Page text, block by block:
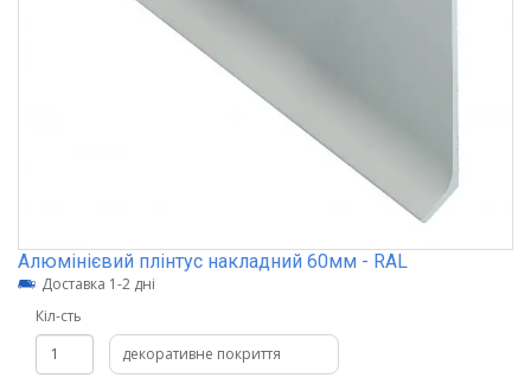
Алюмінієвий плінтус накладний 60мм - RAL
Доставка 1-2 дні
Кіл-сть
декоративне покриття